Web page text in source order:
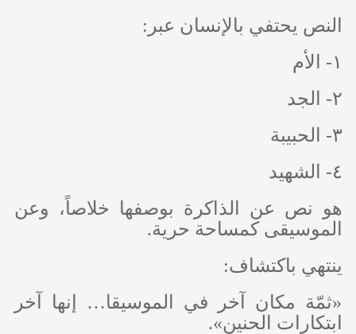
النص يحتفي بالإنسان عبر:
١- الأم
٢- الجد
٣- الحبيبة
٤- الشهيد
هو نص عن الذاكرة بوصفها خلاصاً، وعن
الموسيقى كمساحة حرية.
ينتهي باكتشاف:
«ثمّة مكان آخر في الموسيقا… إنها آخر
ابتكارات الحنين».